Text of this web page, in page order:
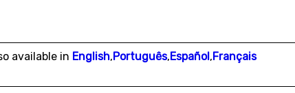
available in English,Português,Español,Français